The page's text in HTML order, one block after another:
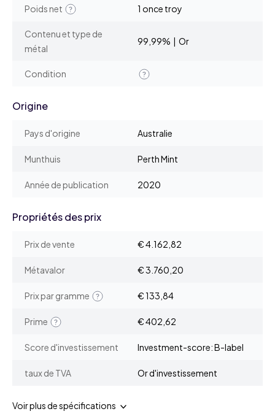
Poids net 1 once troy
Contenu et type de
métal
99,99% | Or
Condition
Origine
Pays d'origine Australie
Munthuis Perth Mint
Année de publication 2020
Propriétés des prix
Prix de vente € 4.162,82
Métavalor € 3.760,20
Prix par gramme € 133,84
Prime € 402,62
Score d'investissement Investment-score: B-label
taux de TVA Or d'investissement
Voir plus de spécifications